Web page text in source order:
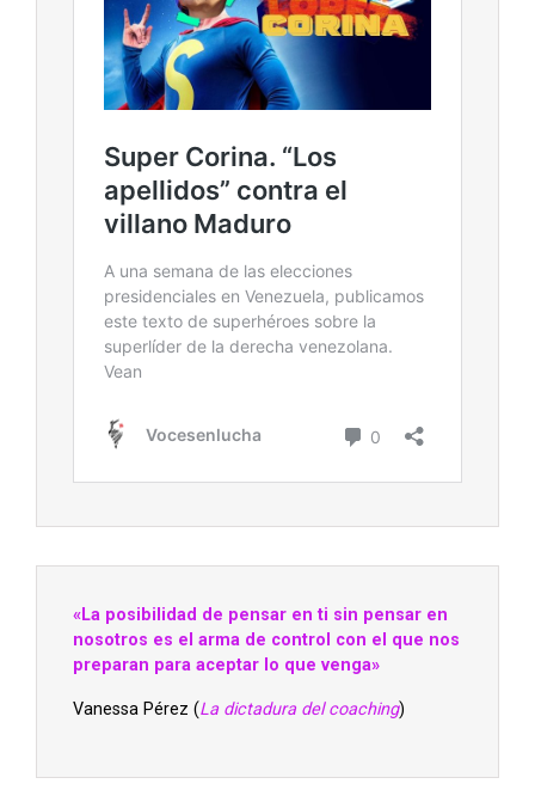
«La posibilidad de pensar en ti sin pensar en
nosotros es el arma de control con el que nos
preparan para aceptar lo que venga»
Vanessa Pérez (La dictadura del coaching)